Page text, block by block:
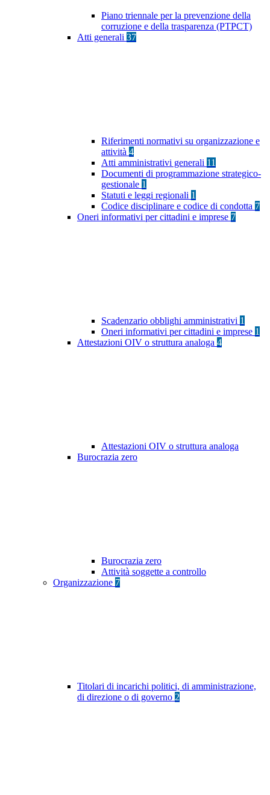
Piano triennale per la prevenzione della
corruzione e della trasparenza (PTPCT)
Atti generali 37
Riferimenti normativi su organizzazione e
attività 4
Atti amministrativi generali 11
Documenti di programmazione strategico-
gestionale 1
Statuti e leggi regionali 1
Codice disciplinare e codice di condotta 7
Oneri informativi per cittadini e imprese 7
Scadenzario obblighi amministrativi 1
Oneri informativi per cittadini e imprese 1
Attestazioni OIV o struttura analoga 4
Attestazioni OIV o struttura analoga
Burocrazia zero
Burocrazia zero
Attività soggette a controllo
Organizzazione 7
Titolari di incarichi politici, di amministrazione,
di direzione o di governo 2